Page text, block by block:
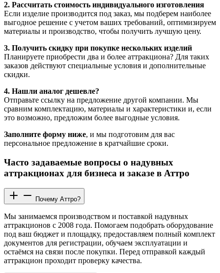
2. Рассчитать стоимость индивидуального изготовления
Если изделие производится под заказ, мы подберем наиболее
выгодное решение с учетом ваших требований, оптимизируем
материалы и производство, чтобы получить лучшую цену.
3. Получить скидку при покупке нескольких изделий
Планируете приобрести два и более аттракциона? Для таких
заказов действуют специальные условия и дополнительные
скидки.
4. Нашли аналог дешевле?
Отправьте ссылку на предложение другой компании. Мы
сравним комплектацию, материалы и характеристики и, если
это возможно, предложим более выгодные условия.
Заполните форму ниже, и мы подготовим для вас
персональное предложение в кратчайшие сроки.
Часто задаваемые вопросы о надувных
аттракционах для бизнеса и заказе в Аттро
Почему Аттро?
Мы занимаемся производством и поставкой надувных
аттракционов с 2008 года. Помогаем подобрать оборудование
под ваш бюджет и площадку, предоставляем полный комплект
документов для регистрации, обучаем эксплуатации и
остаёмся на связи после покупки. Перед отправкой каждый
аттракцион проходит проверку качества.